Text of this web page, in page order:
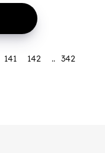
141 142 .. 342